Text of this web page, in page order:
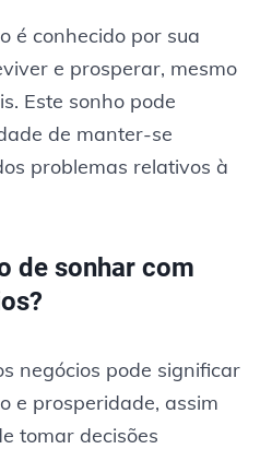
é conhecido por sua
e prosperar, mesmo
Este sonho pode
de manter-se
problemas relativos à
de sonhar com
negócios pode significar
e prosperidade, assim
tomar decisões